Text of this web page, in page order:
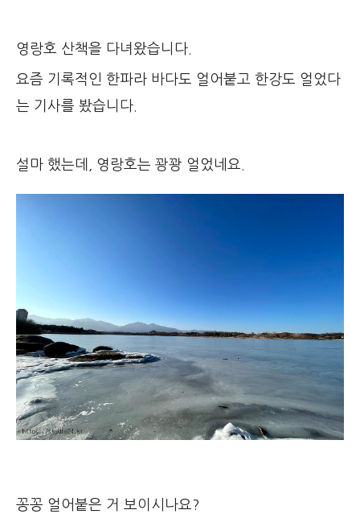
영랑호 산책을 다녀왔습니다.
요즘 기록적인 한파라 바다도 얼어붙고 한강도 얼었다
는 기사를 봤습니다.
설마 했는데, 영랑호는 꽝꽝 얼었네요.
꽁꽁 얼어붙은 거 보이시나요?